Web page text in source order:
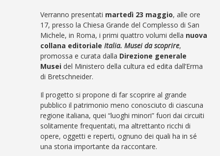
Verranno presentati martedì 23 maggio, alle ore
17, presso la Chiesa Grande del Complesso di San
Michele, in Roma, i primi quattro volumi della nuova
collana editoriale Italia. Musei da scoprire,
promossa e curata dalla Direzione generale
Musei del Ministero della cultura ed edita dall’Erma
di Bretschneider.
Il progetto si propone di far scoprire al grande
pubblico il patrimonio meno conosciuto di ciascuna
regione italiana, quei “luoghi minori” fuori dai circuiti
solitamente frequentati, ma altrettanto ricchi di
opere, oggetti e reperti, ognuno dei quali ha in sé
una storia importante da raccontare.